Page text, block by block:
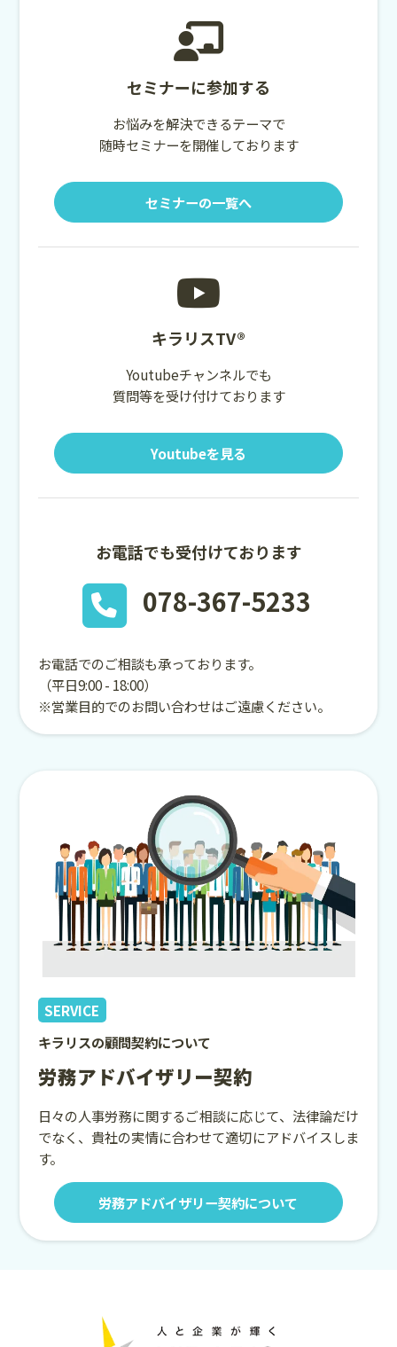
セミナーに参加する
お悩みを解決できるテーマで
随時セミナーを開催しております
セミナーの一覧へ
キラリスTV®
Youtubeチャンネルでも
質問等を受け付けております
Youtubeを見る
お電話でも受付けております
078-367-5233
お電話でのご相談も承っております。
（平日9:00 - 18:00）
※営業目的でのお問い合わせはご遠慮ください。
SERVICE
キラリスの顧問契約について
労務アドバイザリー契約
日々の人事労務に関するご相談に応じて、法律論だけ
でなく、貴社の実情に合わせて適切にアドバイスしま
す。
労務アドバイザリー契約について